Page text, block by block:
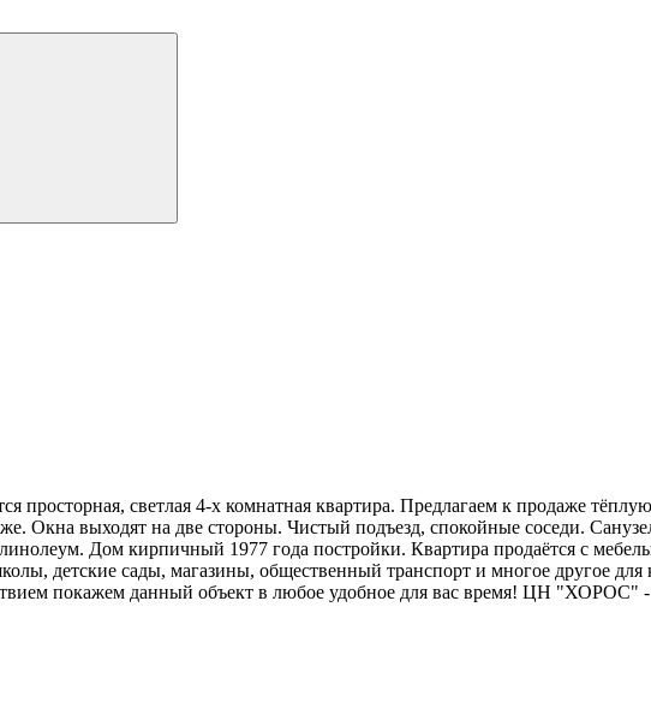
светлая 4-х комнатная квартира. Предлагаем к продаже
Окна выходят на две стороны. Чистый подъезд, спокойные соседи.
Дом кирпичный 1977 года постройки. Квартира продаётся с
детские сады, магазины, общественный транспорт и многое другое
покажем данный объект в любое удобное для вас время! ЦН "ХОРОС"